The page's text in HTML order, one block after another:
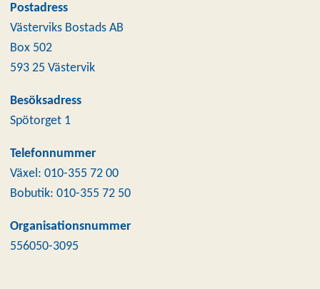
Postadress
Västerviks Bostads AB
Box 502
593 25 Västervik
Besöksadress
Spötorget 1
Telefonnummer
Växel: 010-355 72 00
Bobutik: 010-355 72 50
Organisationsnummer
556050-3095